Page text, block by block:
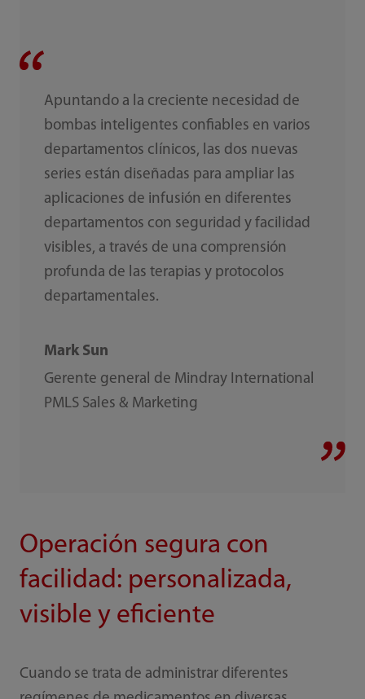
Apuntando a la creciente necesidad de
bombas inteligentes confiables en varios
departamentos clínicos, las dos nuevas
series están diseñadas para ampliar las
aplicaciones de infusión en diferentes
departamentos con seguridad y facilidad
visibles, a través de una comprensión
profunda de las terapias y protocolos
departamentales.
Mark Sun
Gerente general de Mindray International
PMLS Sales & Marketing
Operación segura con
facilidad: personalizada,
visible y eficiente
Cuando se trata de administrar diferentes